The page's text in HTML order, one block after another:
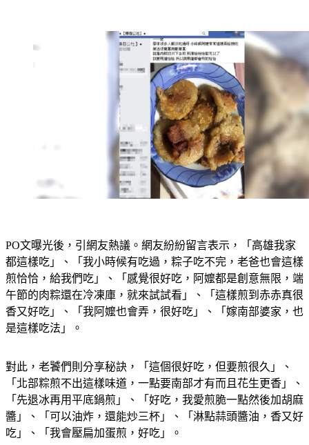
都這樣吃」、「我小時候有吃過，粽子吃不完，老爸也會這樣
煎恰恰，給我們吃」、「感覺很好吃，阿嬤都是創意無限，端
午節的肉粽還在冷凍庫，就來試試看」、「這樣煎到赤赤真很
香又好吃」、「我阿嬤也會弄，很好吃」、「嫁南部婆家，也
是這樣吃法」。
「北部粽煎不出這樣味道，一點要南部才有而且花生更香」、
「先退冰再用平底鍋煎」、「好吃，我愛煎脆一點然後加胡麻
醬」、「可以油炸，還能炒三杯」、「淋點蒜頭醬油，香又好
吃」、「我會壓扁加蛋煎，好吃」。